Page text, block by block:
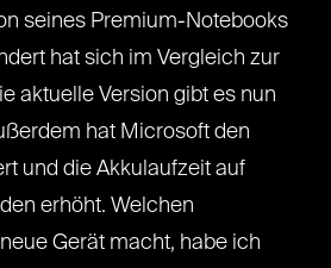
seines Premium-Notebooks
hat sich im Vergleich zur
aktuelle Version gibt es nun
hat Microsoft den
und die Akkulaufzeit auf
erhöht. Welchen
Gerät macht, habe ich